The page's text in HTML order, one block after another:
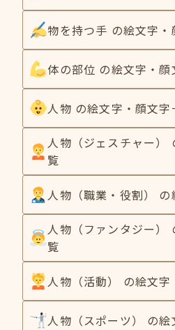
物を持つ手 の絵文字・
体の部位 の絵文字・顔
人物 の絵文字・顔文字
人物（ジェスチャー）
覧
人物（職業・役割）
人物（ファンタジー）
覧
人物（活動） の絵文
人物（スポーツ） の